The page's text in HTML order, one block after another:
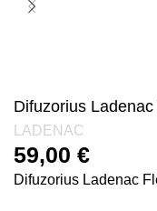
Difuzorius
LADENAC
59,00 €
Difuzorius Ladenac